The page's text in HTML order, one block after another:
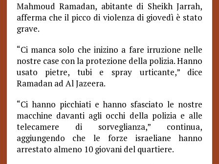
Mahmoud Ramadan, abitante di Sheikh Jarrah,
afferma che il picco di violenza di giovedì è stato
grave.
“Ci manca solo che inizino a fare irruzione nelle
nostre case con la protezione della polizia. Hanno
usato pietre, tubi e spray urticante,” dice
Ramadan ad Al Jazeera.
“Ci hanno picchiati e hanno sfasciato le nostre
macchine davanti agli occhi della polizia e alle
telecamere di sorveglianza,” continua,
aggiungendo che le forze israeliane hanno
arrestato almeno 10 giovani del quartiere.